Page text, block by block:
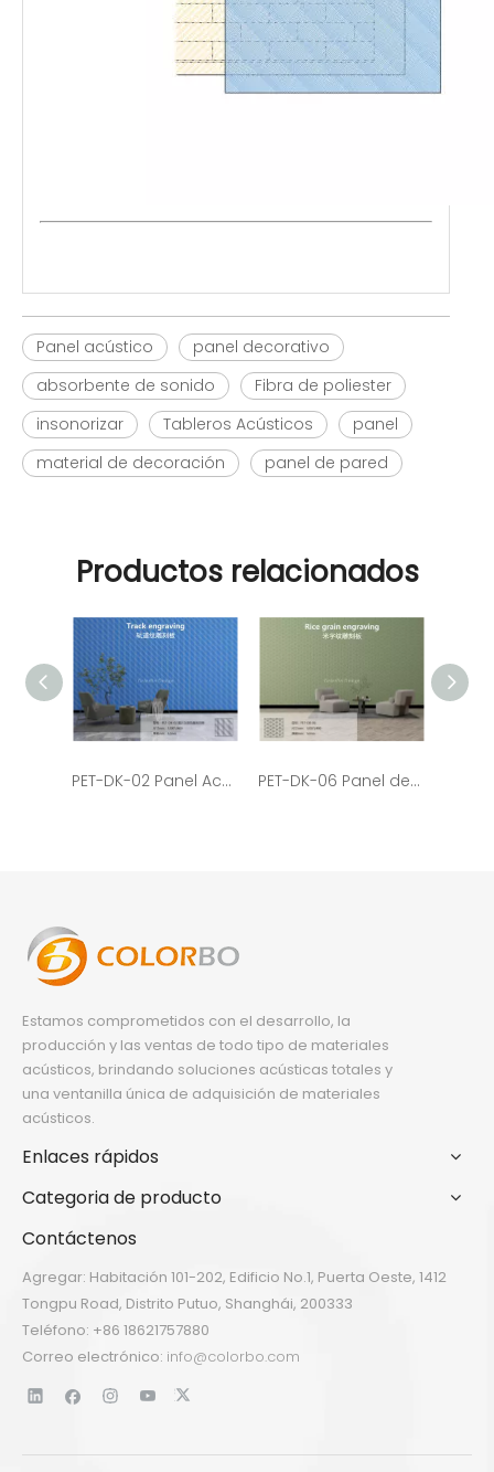
Panel acústico
panel decorativo
absorbente de sonido
Fibra de poliester
insonorizar
Tableros Acústicos
panel
material de decoración
panel de pared
Productos relacionados
PET-DK-02 Panel Acústico Tallado en PET de Material Reciclado para Decoración de Cine PET-DK-06 Panel de prevención de incendios de protección ambiental de fibra de poliéster
Estamos comprometidos con el desarrollo, la
producción y las ventas de todo tipo de materiales
acústicos, brindando soluciones acústicas totales y
una ventanilla única de adquisición de materiales
acústicos.
Enlaces rápidos
Categoria de producto
Contáctenos
Agregar: Habitación 101-202, Edificio No.1, Puerta Oeste, 1412
Tongpu Road, Distrito Putuo, Shanghái, 200333
Teléfono: +86 18621757880
Correo electrónico: info@colorbo.com